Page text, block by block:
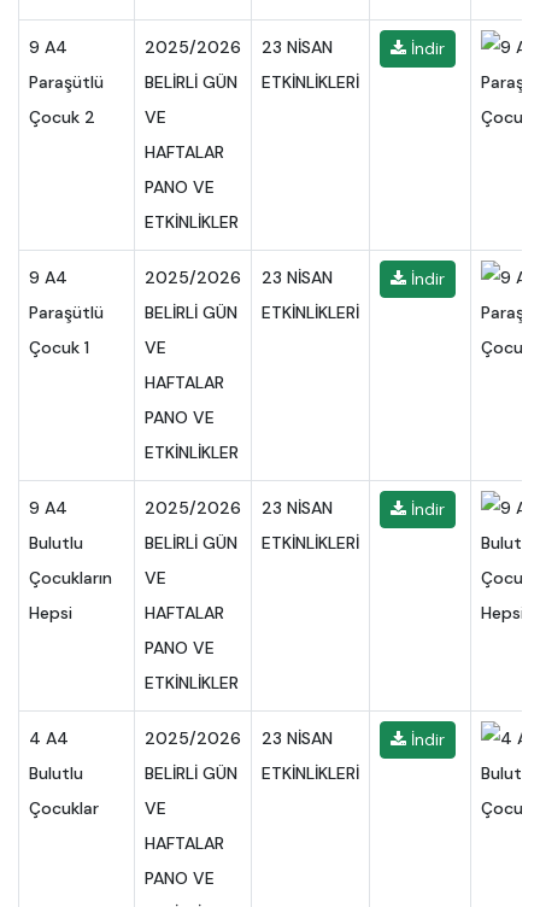
9 A4
Paraşütlü
Çocuk 2
2025/2026
BELİRLİ GÜN
VE
HAFTALAR
PANO VE
ETKİNLİKLER
23 NİSAN
ETKİNLİKLERİ
İndir
9 A4
Paraşütlü
Çocuk 1
2025/2026
BELİRLİ GÜN
VE
HAFTALAR
PANO VE
ETKİNLİKLER
23 NİSAN
ETKİNLİKLERİ
İndir
9 A4
Bulutlu
Çocukların
Hepsi
2025/2026
BELİRLİ GÜN
VE
HAFTALAR
PANO VE
ETKİNLİKLER
23 NİSAN
ETKİNLİKLERİ
İndir
4 A4
Bulutlu
Çocuklar
2025/2026
BELİRLİ GÜN
VE
HAFTALAR
PANO VE
23 NİSAN
ETKİNLİKLERİ
İndir